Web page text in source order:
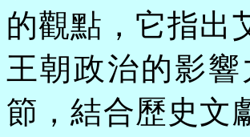
的觀點，它指出
王朝政治的影
節，結合歷史文